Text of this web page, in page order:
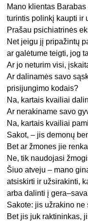
Mano klientas
turintis polinkį kaupti ir
Prašau psichiatrinės
Net jeigu jį pripažintų
ar galėtume teigti, jog
Ar jo neturim visi,
Ar dalinamės savo
prisijungimo kodais?
Na, kartais kvailiai
Ar nerakiname savo
Na, kartais kvailiai
Sakot, – jis demonų
Bet ar žmones jie
Ne, tik naudojasi
Šiuo atveju – mano
atsiskirti ir užsirakinti,
arba dalinti į
Sakote: jis užrakino ne
Bet jis juk raktininkas,